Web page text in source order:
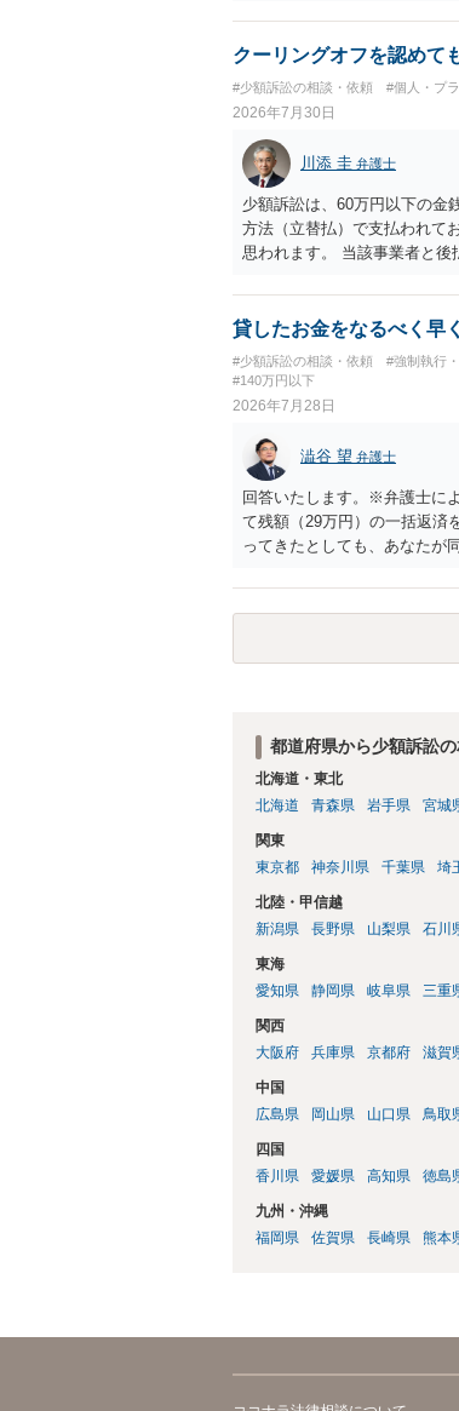
ば、交際を終了させたことに
チケットを引き渡すべきとい
場合、交際を解消した2人が
ころです。一方、チケットが
し、そのチケットが入手困難
当該チケットがチケット転売
場合には、チケット引渡し以
は「当事者の合理的意思」が
問題なので、弁護士によって
クーリングオフを認めて
#少額訴訟の相談・依頼 #個人・プ
2026年7月30日
川添 圭 弁護士
少額訴訟は、60万円以下の金
方法（立替払）で支払われて
思われます。 当該事業者と
書を送り、もし訴訟や支払督
思います。弁護士会の相談セ
貸したお金をなるべく早
#少額訴訟の相談・依頼 #強制執行
#140万円以下
2026年7月28日
澁谷 望 弁護士
回答いたします。※弁護士に
て残額（29万円）の一括返済
ってきたとしても、あなたが
す。 分割拒否と一括請求の
一括払いを求める」旨を明確
など）をとるには、相手の身
い。 相手が購入した高額商
都道府県から少額訴訟
北海道・東北
北海道
青森県 岩手県 宮城
関東
東京都
神奈川県 千葉県 埼
北陸・甲信越
新潟県
長野県 山梨県 石川
東海
愛知県
静岡県 岐阜県 三重
関西
大阪府
兵庫県 京都府 滋賀
中国
広島県
岡山県 山口県 鳥取
四国
香川県
愛媛県 高知県 徳島
九州・沖縄
福岡県
佐賀県 長崎県 熊本